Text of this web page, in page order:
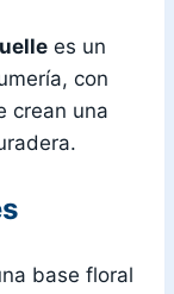
es un
con
crean una
base floral